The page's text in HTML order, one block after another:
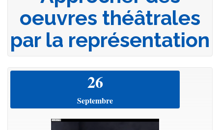
oeuvres théâtrales
par la représentation
26
Septembre